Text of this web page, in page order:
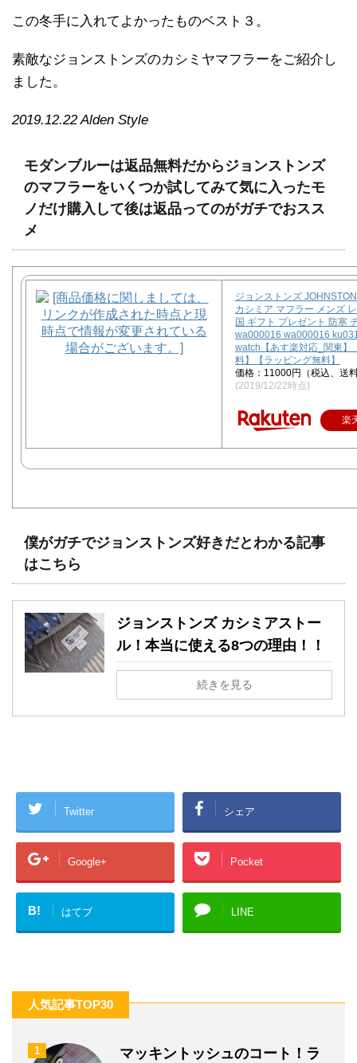
この冬手に入れてよかったものベスト３。
素敵なジョンストンズのカシミヤマフラーをご紹介し
ました。
2019.12.22 Alden Style
モダンブルーは返品無料だからジョンストンズ
のマフラーをいくつか試してみて気に入ったモ
ノだけ購入して後は返品ってのがガチでおスス
メ
ジョンストンズ
カシミア マフラー メンズ
国 ギフト プレゼント 防寒
wa000016 wa000016
watch【あす楽対応_関東】
料】【ラッピング無料】
価格：11000円（税込、送
(2019/12/22時点)
楽
僕がガチでジョンストンズ好きだとわかる記事
はこちら
ジョンストンズ カシミアストー
ル！本当に使える8つの理由！！
続きを見る
Twitter シェア
Google+ Pocket
B! はてブ LINE
人気記事TOP30
1
マッキントッシュのコート！ラ